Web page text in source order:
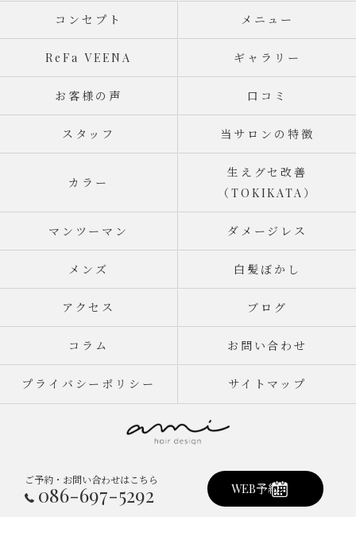
ご予約・お問い合わせはこちら
086-697-5292 WEB予約
コンセプト メニュー
ReFa VEENA ギャラリー
お客様の声 口コミ
スタッフ 当サロンの特徴
カラー
生えグセ改善
（TOKIKATA）
マンツーマン ダメージレス
メンズ 白髪ぼかし
アクセス ブログ
コラム お問い合わせ
プライバシーポリシー サイトマップ
© 2026 岡山県倉敷市真備町の美容室ならami hair design ALL RIGHTS
RESERVED.